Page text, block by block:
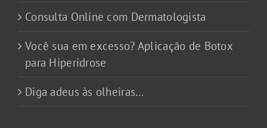
Consulta Online com Dermatologista
Você sua em excesso? Aplicação de Botox
para Hiperidrose
Diga adeus às olheiras…